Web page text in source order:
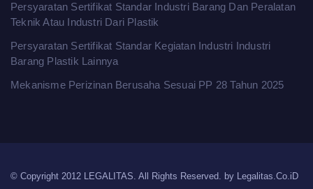
Persyaratan Sertifikat Standar Industri Barang Dan Peralatan
Teknik Atau Industri Dari Plastik
Persyaratan Sertifikat Standar Kegiatan Industri Industri
Barang Plastik Lainnya
Mekanisme Perizinan Berusaha Sesuai PP 28 Tahun 2025
© Copyright 2012 LEGALITAS. All Rights Reserved. by Legalitas.Co.iD